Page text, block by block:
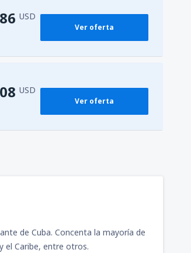
USD
Ver oferta
USD
Ver oferta
de Cuba. Concenta la mayoría de
el Caribe, entre otros.